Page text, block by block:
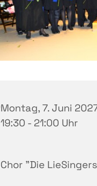
Montag, 7. Juni
19:30 - 21:00 Uhr
Chor "Die